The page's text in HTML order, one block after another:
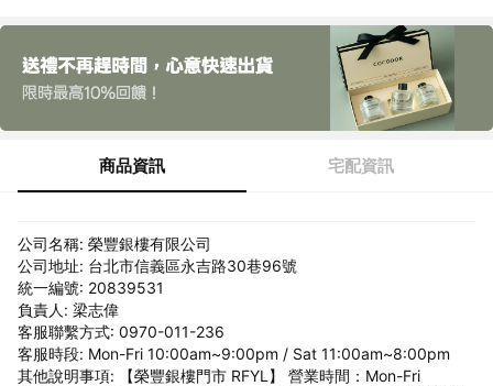
商品資訊 宅配資訊
公司名稱: 榮豐銀樓有限公司
公司地址: 台北市信義區永吉路30巷96號
統一編號: 20839531
負責人: 梁志偉
客服聯繫方式: 0970-011-236
客服時段: Mon-Fri 10:00am~9:00pm / Sat 11:00am~8:00pm
其他說明事項: 【榮豐銀樓門市 RFYL】 營業時間：Mon-Fri